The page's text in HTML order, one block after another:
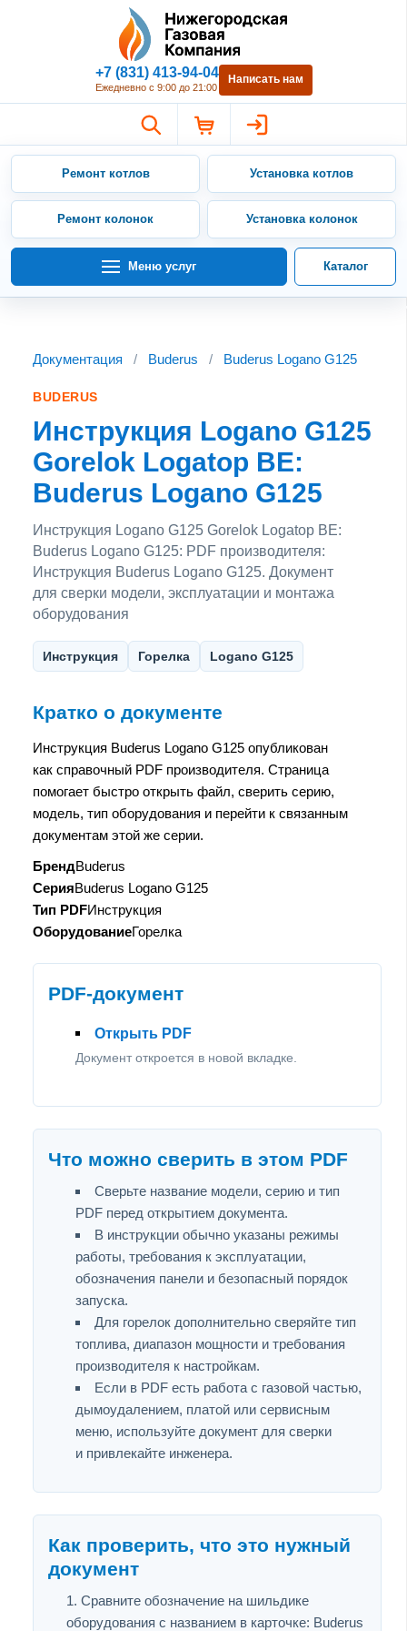
Нижегородская Газовая
+7 (831) 413-94-04
Ежедневно с 9:00 до 21:00
Написать нам
Ремонт котлов Установка котлов
Ремонт колонок Установка колонок
Меню услуг Каталог
Документация / Buderus / Buderus Logano G125
BUDERUS
Инструкция Logano G125
Gorelok Logatop BE:
Buderus Logano G125
Инструкция Logano G125 Gorelok Logatop BE:
Buderus Logano G125: PDF производителя:
Инструкция Buderus Logano G125. Документ
для сверки модели, эксплуатации и монтажа
оборудования
Инструкция Горелка Logano G125
Кратко о документе
Инструкция Buderus Logano G125 опубликован
как справочный PDF производителя. Страница
помогает быстро открыть файл, сверить серию,
модель, тип оборудования и перейти к связанным
документам этой же серии.
БрендBuderus
СерияBuderus Logano G125
Тип PDFИнструкция
ОборудованиеГорелка
PDF-документ
Открыть PDF
Документ откроется в новой вкладке.
Что можно сверить в этом PDF
Сверьте название модели, серию и тип
PDF перед открытием документа.
В инструкции обычно указаны режимы
работы, требования к эксплуатации,
обозначения панели и безопасный порядок
запуска.
Для горелок дополнительно сверяйте тип
топлива, диапазон мощности и требования
производителя к настройкам.
Если в PDF есть работа с газовой частью,
дымоудалением, платой или сервисным
меню, используйте документ для сверки
и привлекайте инженера.
Как проверить, что это нужный
документ
Сравните обозначение на шильдике
оборудования с названием в карточке: Buderus